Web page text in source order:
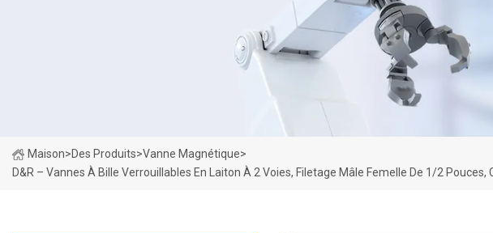
Maison>Des Produits>Vanne Magnétique>
D&R – Vannes À Bille Verrouillables En Laiton À 2 Voies, Filetage Mâle Femelle De 1/2